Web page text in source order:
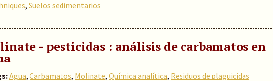
, Suelos sedimentarios
- pesticidas : análisis de carbamatos en
Agua, Carbamatos, Molinate, Química analítica, Residuos de plaguicidas